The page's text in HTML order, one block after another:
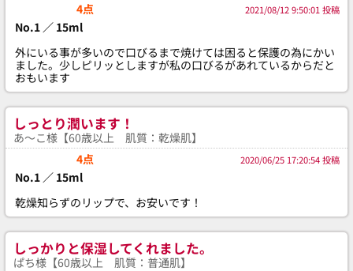
4点
2021/08/12 9:50:01 投稿
No.1 ／ 15ml
外にいる事が多いので口びるまで焼けては困ると保護の為にかい
ました。少しピリッとしますが私の口びるがあれているからだと
おもいます
しっとり潤います！
あ～こ様【60歳以上 肌質：乾燥肌】
4点
2020/06/25 17:20:54 投稿
No.1 ／ 15ml
乾燥知らずのリップで、お安いです！
しっかりと保湿してくれました。
ぱち様【60歳以上 肌質：普通肌】